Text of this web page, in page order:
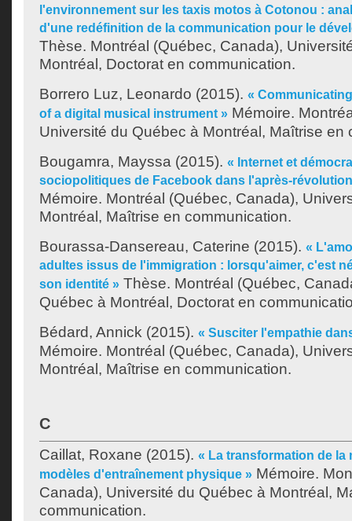
l'environnement sur les taxis motos à Cotonou :
d'une redéfinition de la communication pour le
Thèse. Montréal (Québec, Canada),
Montréal, Doctorat en communication.
Borrero Luz, Leonardo (2015). «
of a digital musical instrument » Mémoire.
Université du Québec à Montréal, Maîtrise en
Bougamra, Mayssa (2015). « Internet et
sociopolitiques de Facebook dans l'après-
Mémoire. Montréal (Québec, Canada),
Montréal, Maîtrise en communication.
Bourassa-Dansereau, Caterine (2015). «
adultes issus de l'immigration : lorsqu'aimer, c'est
son identité » Thèse. Montréal (Québec,
Québec à Montréal, Doctorat en
Bédard, Annick (2015). « Susciter l'empathie
Mémoire. Montréal (Québec, Canada),
Montréal, Maîtrise en communication.
C
Caillat, Roxane (2015). « La transformation de la
modèles d'entraînement physique » Mémoire.
Canada), Université du Québec à Montréal,
communication.